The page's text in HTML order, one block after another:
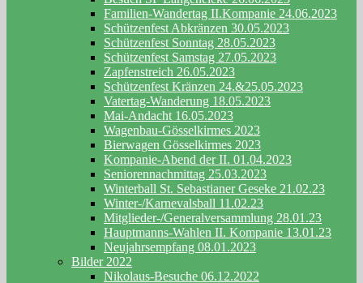
Familien-Wandertag II.Kompanie 24.06.2023
Schützenfest Abkränzen 30.05.2023
Schützenfest Sonntag 28.05.2023
Schützenfest Samstag 27.05.2023
Zapfenstreich 26.05.2023
Schützenfest Kränzen 24.&25.05.2023
Vatertag-Wanderung 18.05.2023
Mai-Andacht 16.05.2023
Wagenbau-Gösselkirmes 2023
Bierwagen Gösselkirmes 2023
Kompanie-Abend der II. 01.04.2023
Seniorennachmittag 25.03.2023
Winterball St. Sebastianer Geseke 21.02.23
Winter-/Karnevalsball 11.02.23
Mitglieder-/Generalversammlung 28.01.23
Hauptmanns-Wahlen II. Kompanie 13.01.23
Neujahrsempfang 08.01.2023
Bilder 2022
Nikolaus-Besuche 06.12.2022